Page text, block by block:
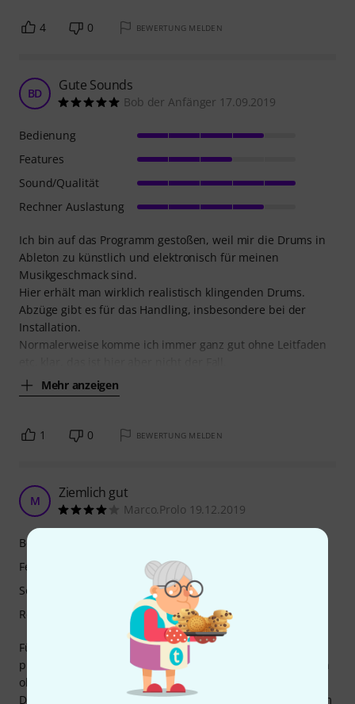
4 0 BEWERTUNG MELDEN
BD Gute Sounds
Bob der Anfänger 17.09.2019
Ich bin auf das Programm gestoßen, weil mir die Drums in
Ableton zu künstlich und elektronisch für meinen
Musikgeschmack sind.
Hier erhält man wirklich realistisch klingenden Drums.
Abzüge gibt es für das Handling, insbesondere bei der
Installation.
Normalerweise komme ich immer ganz gut ohne Leitfaden
Mehr anzeigen
Bedienung
Features
Sound/Qualität
Rechner Auslastung
1 0 BEWERTUNG MELDEN
M Ziemlich gut
Marco.Prolo 19.12.2019
Für den Preis ist SSD5 wirklich gut. Zum Drums
programmieren ist alles mit dabei und die Sounds drücken
ohne ende. Allerdings sind sie, anders als bei Superior
Drummer 3, bereits recht stark eingefärbt. Man kann es am
Bedienung
Features
Sound/Qualität
Rechner Auslastung